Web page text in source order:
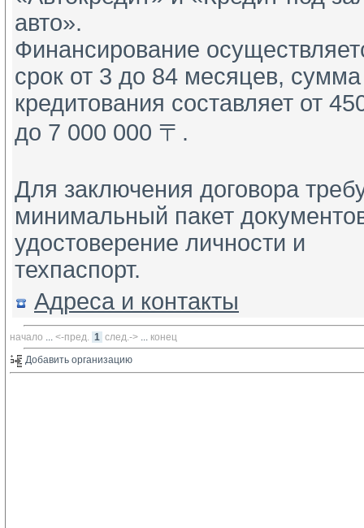
авто».
Финансирование
срок от 3 до 84 месяцев, сумма
кредитования составляет от
до 7 000 000 〒.
Для заключения договора
минимальный пакет
удостоверение личности и
техпаспорт.
Адреса и контакты
начало ... <-пред. 1 след.-> ... конец
Добавить организацию